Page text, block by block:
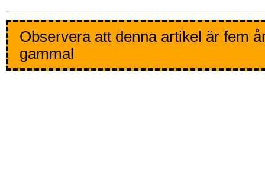
Observera att denna artikel är fem
gammal